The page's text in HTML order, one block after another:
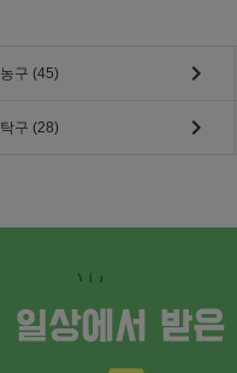
농구 (45) keyboard_arrow_right
탁구 (28) keyboard_arrow_right